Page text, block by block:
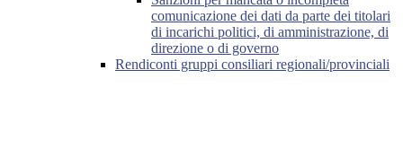
comunicazione dei dati da parte dei titolari
di incarichi politici, di amministrazione, di
direzione o di governo
Rendiconti gruppi consiliari regionali/provinciali